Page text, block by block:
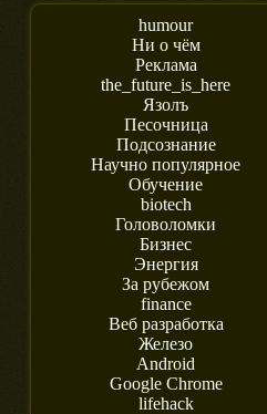
humour
Ни о чём
Реклама
the_future_is_here
Язолъ
Песочница
Подсознание
Научно популярное
Обучение
biotech
Головоломки
Бизнес
Энергия
За рубежом
finance
Веб разработка
Железо
Android
Google Chrome
lifehack